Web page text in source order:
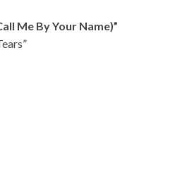
Me By Your Name)”